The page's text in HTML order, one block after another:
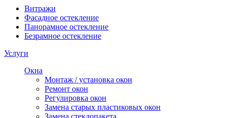
Витражи
Фасадное остекление
Панорамное остекление
Безрамное остекление
Услуги
Окна
Монтаж / установка окон
Ремонт окон
Регулировка окон
Замена старых пластиковых окон
Замена стеклопакета